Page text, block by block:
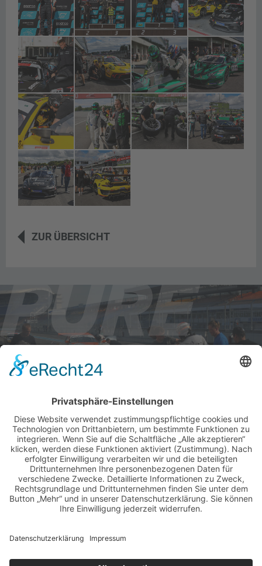
ZUR ÜBERSICHT
AKTUELLE RENNTERMINE
ALLE NEWS PER E-MAIL